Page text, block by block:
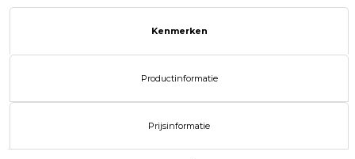
Kenmerken
Productinformatie
Prijsinformatie